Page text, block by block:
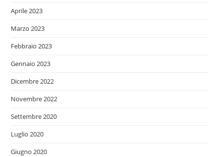
Aprile 2023
Marzo 2023
Febbraio 2023
Gennaio 2023
Dicembre 2022
Novembre 2022
Settembre 2020
Luglio 2020
Giugno 2020